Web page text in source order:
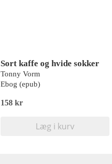
Sort kaffe og hvide sokker
Tonny Vorm
Ebog (epub)
158 kr
Læg i kurv